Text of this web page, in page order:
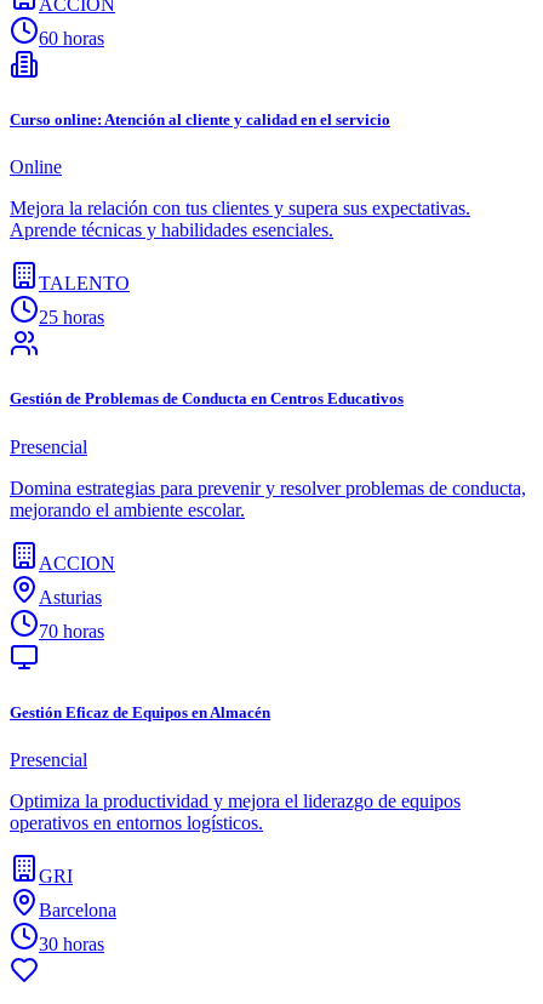
60 horas
Curso online: Atención al cliente y calidad en el servicio
Online
Mejora la relación con tus clientes y supera sus expectativas.
Aprende técnicas y habilidades esenciales.
TALENTO
25 horas
Gestión de Problemas de Conducta en Centros Educativos
Presencial
Domina estrategias para prevenir y resolver problemas de conducta,
mejorando el ambiente escolar.
ACCION
Asturias
70 horas
Gestión Eficaz de Equipos en Almacén
Presencial
Optimiza la productividad y mejora el liderazgo de equipos
operativos en entornos logísticos.
GRI
Barcelona
30 horas